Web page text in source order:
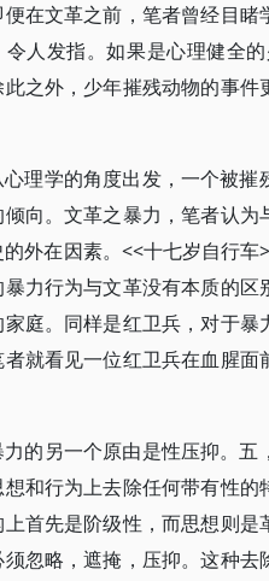
便在文革之前，笔者曾经目
令人发指。如果是心理健全
此之外，少年摧残动物的事
心理学的角度出发，一个被
向。文革之暴力，笔者认
的外在因素。<<十七岁自行
暴力行为与文革没有本质的
庭。同样是红卫兵，对于
者就看见一位红卫兵在血腥
力的另一个原由是性压抑。
想和行为上去除任何带有性
上首先是阶级性，而思想则
忽略，遮掩，压抑。这种